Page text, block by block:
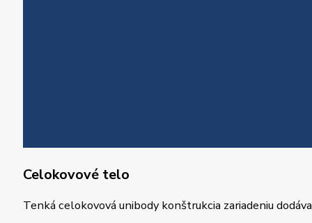
Celokovové telo
Tenká celokovová unibody konštrukcia zariadeniu